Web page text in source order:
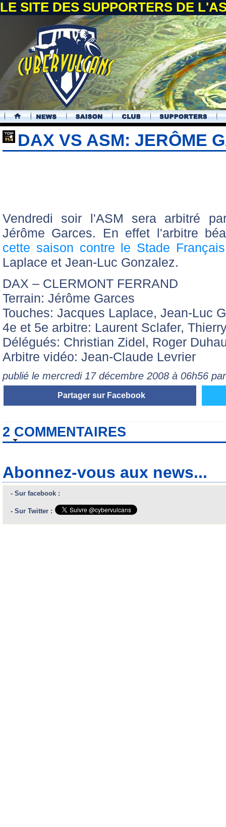
LE SITE DES SUPPORTERS DE
.
DAX VS ASM: JERÔME
Vendredi soir l'ASM sera arbitré
Jérôme Garces. En effet l'arbitre
cette saison contre le Stade Français
Laplace et Jean-Luc Gonzalez.
DAX – CLERMONT FERRAND
Terrain: Jérôme Garces
Touches: Jacques Laplace, Jean-Luc
4e et 5e arbitre: Laurent Sclafer,
Délégués: Christian Zidel, Roger
Arbitre vidéo: Jean-Claude Levrier
publié le mercredi 17 décembre 2008 à 06h56
Partager sur Facebook
2 COMMENTAIRES
Abonnez-vous aux news...
- Sur facebook :
- Sur Twitter :